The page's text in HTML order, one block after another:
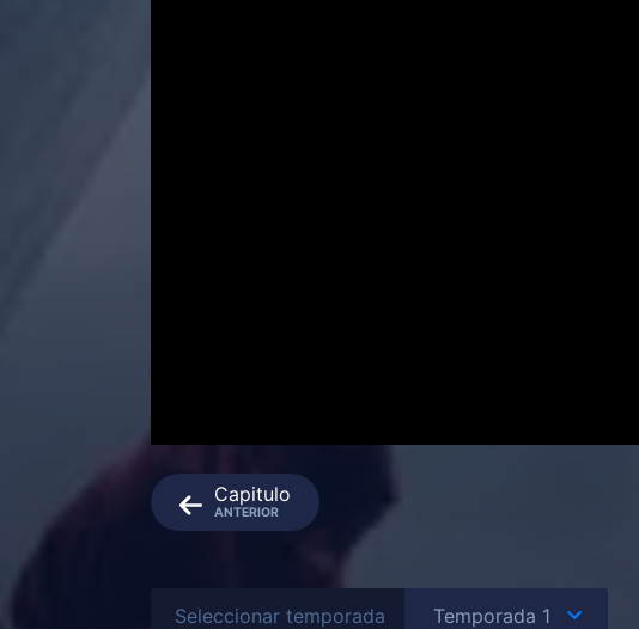
Capitulo
ANTERIOR
Seleccionar temporada